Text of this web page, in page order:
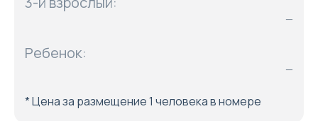
—
Ребенок:
—
* Цена за размещение 1 человека в номере